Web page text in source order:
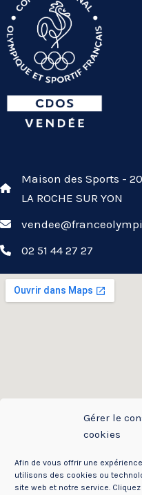
Gérer le
cookies
Afin de vous offrir une
utilisons des cookies ou
site web et notre service.
Maison des Sports -
LA ROCHE SUR YON
02 51 44 27 27